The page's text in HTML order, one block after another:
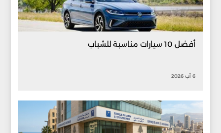
أفضل 10 سيارات مناسبة للشباب
6 آب 2026